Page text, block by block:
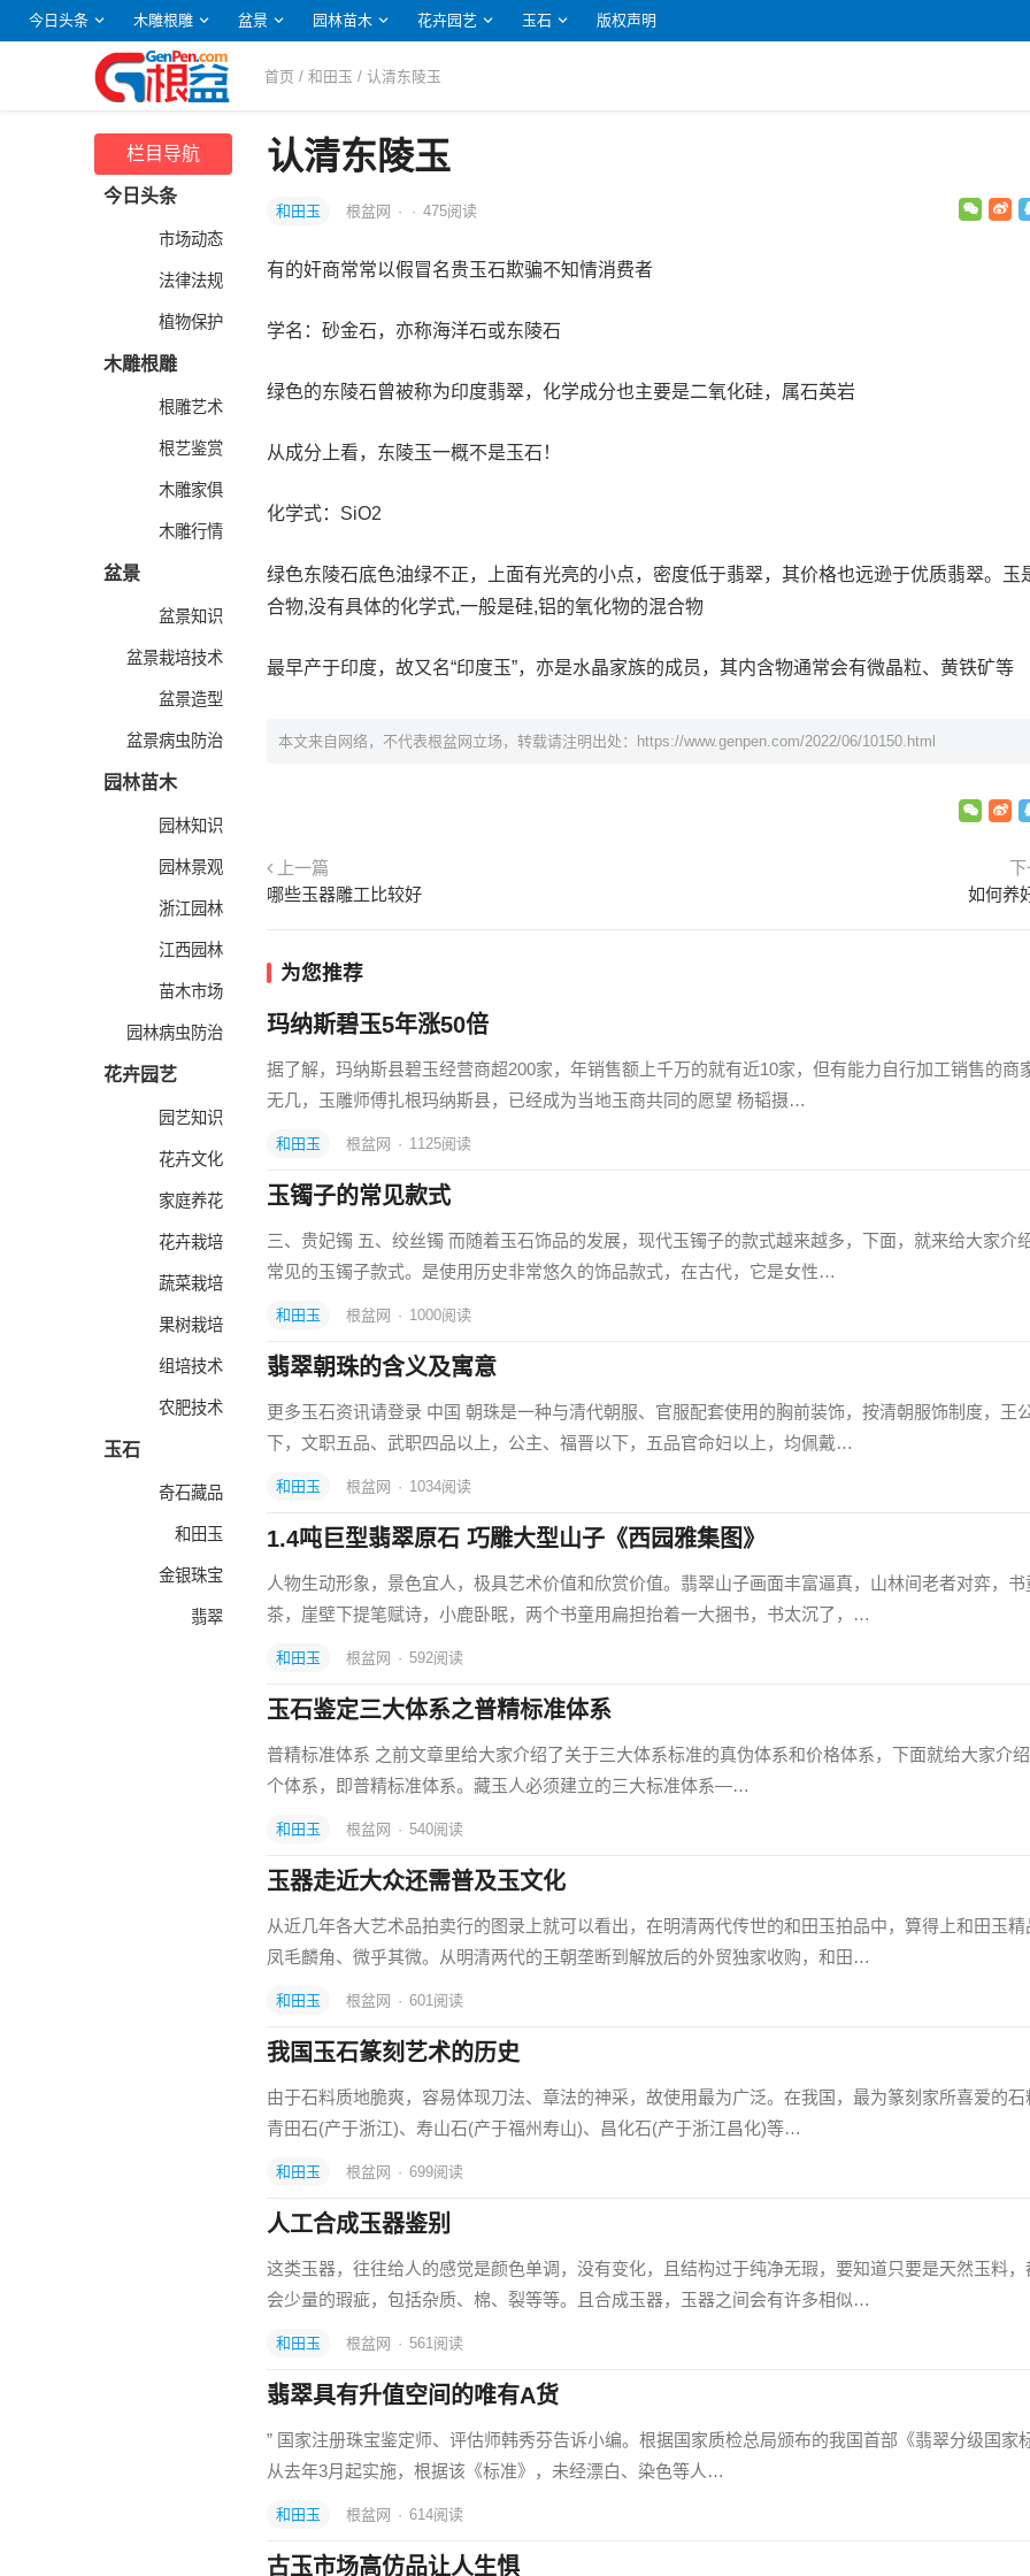
今日头条 木雕根雕 盆景 园林苗木 花卉园艺 玉石 版权声明
首页 /和田玉 / 认清东陵玉
栏目导航
今日头条
市场动态
法律法规
植物保护
木雕根雕
根雕艺术
根艺鉴赏
木雕家俱
木雕行情
盆景
盆景知识
盆景栽培技术
盆景造型
盆景病虫防治
园林苗木
园林知识
园林景观
浙江园林
江西园林
苗木市场
园林病虫防治
花卉园艺
园艺知识
花卉文化
家庭养花
花卉栽培
蔬菜栽培
果树栽培
组培技术
农肥技术
玉石
奇石藏品
和田玉
金银珠宝
翡翠
认清东陵玉
和田玉 根盆网 · · 475阅读
有的奸商常常以假冒名贵玉石欺骗不知情消费者
学名：砂金石，亦称海洋石或东陵石
绿色的东陵石曾被称为印度翡翠，化学成分也主要是二氧化硅，属石英岩
从成分上看，东陵玉一概不是玉石！
化学式：SiO2
绿色东陵石底色油绿不正，上面有光亮的小点，密度低于翡翠，其价格也远逊于优质翡翠。玉
合物,没有具体的化学式,一般是硅,铝的氧化物的混合物
最早产于印度，故又名“印度玉”，亦是水晶家族的成员，其内含物通常会有微晶粒、黄铁矿等
本文来自网络，不代表根盆网立场，转载请注明出处： https://www.genpen.com/2022/06/10150.html
上一篇
哪些玉器雕工比较好
如何养
为您推荐
玛纳斯碧玉5年涨50倍
据了解，玛纳斯县碧玉经营商超200家，年销售额上千万的就有近10家，但有能力自行加工销售的商
无几，玉雕师傅扎根玛纳斯县，已经成为当地玉商共同的愿望 杨韬摄…
和田玉 根盆网 · 1125阅读
玉镯子的常见款式
三、贵妃镯 五、绞丝镯 而随着玉石饰品的发展，现代玉镯子的款式越来越多，下面，就来给大家介
常见的玉镯子款式。是使用历史非常悠久的饰品款式，在古代，它是女性…
和田玉 根盆网 · 1000阅读
翡翠朝珠的含义及寓意
更多玉石资讯请登录 中国 朝珠是一种与清代朝服、官服配套使用的胸前装饰，按清朝服饰制度，王
下，文职五品、武职四品以上，公主、福晋以下，五品官命妇以上，均佩戴…
和田玉 根盆网 · 1034阅读
1.4吨巨型翡翠原石 巧雕大型山子《西园雅集图》
人物生动形象，景色宜人，极具艺术价值和欣赏价值。翡翠山子画面丰富逼真，山林间老者对弈，书
茶，崖壁下提笔赋诗，小鹿卧眠，两个书童用扁担抬着一大捆书，书太沉了，…
和田玉 根盆网 · 592阅读
玉石鉴定三大体系之普精标准体系
普精标准体系 之前文章里给大家介绍了关于三大体系标准的真伪体系和价格体系，下面就给大家介
个体系，即普精标准体系。藏玉人必须建立的三大标准体系—…
和田玉 根盆网 · 540阅读
玉器走近大众还需普及玉文化
从近几年各大艺术品拍卖行的图录上就可以看出，在明清两代传世的和田玉拍品中，算得上和田玉精
凤毛麟角、微乎其微。从明清两代的王朝垄断到解放后的外贸独家收购，和田…
和田玉 根盆网 · 601阅读
我国玉石篆刻艺术的历史
由于石料质地脆爽，容易体现刀法、章法的神采，故使用最为广泛。在我国，最为篆刻家所喜爱的石
青田石(产于浙江)、寿山石(产于福州寿山)、昌化石(产于浙江昌化)等…
和田玉 根盆网 · 699阅读
人工合成玉器鉴别
这类玉器，往往给人的感觉是颜色单调，没有变化，且结构过于纯净无瑕，要知道只要是天然玉料，
会少量的瑕疵，包括杂质、棉、裂等等。且合成玉器，玉器之间会有许多相似…
和田玉 根盆网 · 561阅读
翡翠具有升值空间的唯有A货
” 国家注册珠宝鉴定师、评估师韩秀芬告诉小编。根据国家质检总局颁布的我国首部《翡翠分级国家
从去年3月起实施，根据该《标准》，未经漂白、染色等人…
和田玉 根盆网 · 614阅读
古玉市场高仿品让人生惧